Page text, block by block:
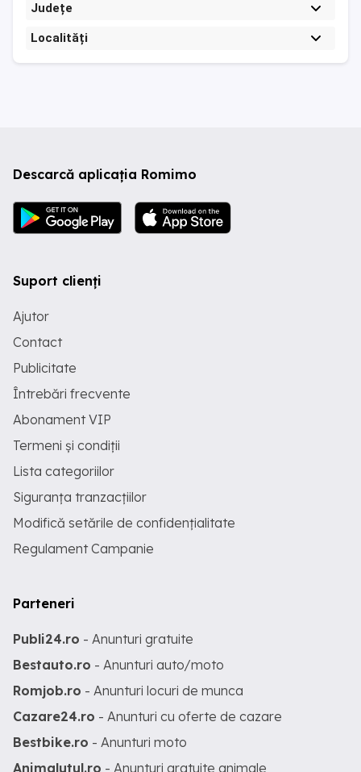
Județe
Localități
Descarcă aplicația Romimo
Suport clienți
Ajutor
Contact
Publicitate
Întrebări frecvente
Abonament VIP
Termeni și condiții
Lista categoriilor
Siguranța tranzacțiilor
Modifică setările de confidențialitate
Regulament Campanie
Parteneri
Publi24.ro - Anunturi gratuite
Bestauto.ro - Anunturi auto/moto
Romjob.ro - Anunturi locuri de munca
Cazare24.ro - Anunturi cu oferte de cazare
Bestbike.ro - Anunturi moto
Animalutul.ro - Anunturi gratuite animale